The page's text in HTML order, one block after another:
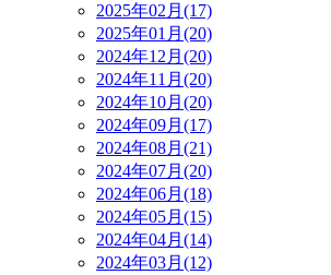
2025年02月(17)
2025年01月(20)
2024年12月(20)
2024年11月(20)
2024年10月(20)
2024年09月(17)
2024年08月(21)
2024年07月(20)
2024年06月(18)
2024年05月(15)
2024年04月(14)
2024年03月(12)